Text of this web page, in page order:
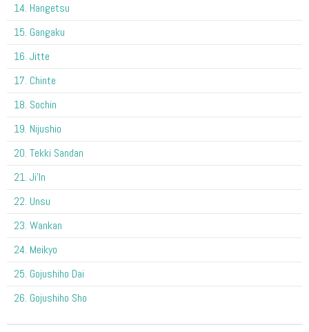
14. Hangetsu
15. Gangaku
16. Jitte
17. Chinte
18. Sochin
19. Nijushio
20. Tekki Sandan
21. Ji'In
22. Unsu
23. Wankan
24. Meikyo
25. Gojushiho Dai
26. Gojushiho Sho